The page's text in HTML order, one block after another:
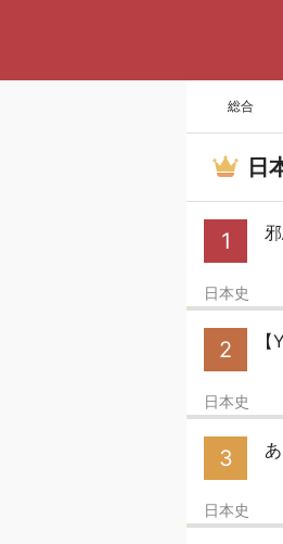
総合
日
1
日本史
2
日本史
3
日本史